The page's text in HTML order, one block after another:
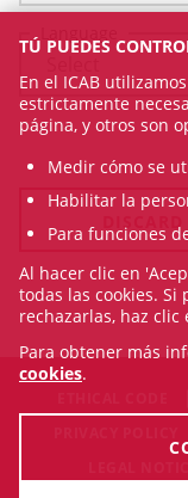
TÚ PUEDES
En el ICAB
estrictamente
página, y otros son
Medir cómo se
Habilitar la
Para funciones
Al hacer clic en
todas las cookies.
rechazarlas, haz clic
Para obtener más
cookies.